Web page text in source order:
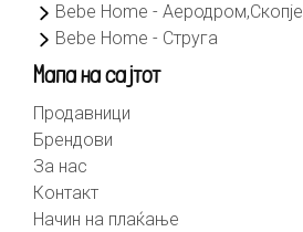
Bebe Home - Аеродром,Скопје
Bebe Home - Струга
Мапа на сајтот
Продавници
Брендови
За нас
Контакт
Начин на плаќање